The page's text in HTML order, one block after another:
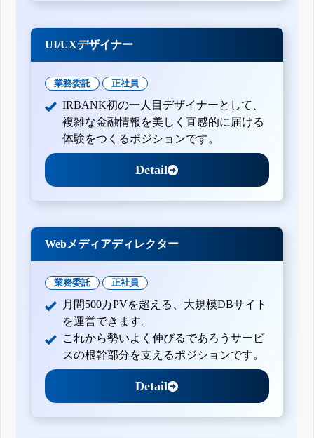
UI/UXデザイナー
業務委託 正社員
IRBANK初の一人目デザイナーとして、
複雑な金融情報を美しく直感的に届ける
体験をつくるポジションです。
Detail
Webメディアディレクター
業務委託 正社員
月間500万PVを超える、大規模DBサイト
を運営できます。
これから勢いよく伸びるであろうサービ
スの根幹部分を支えるポジションです。
Detail